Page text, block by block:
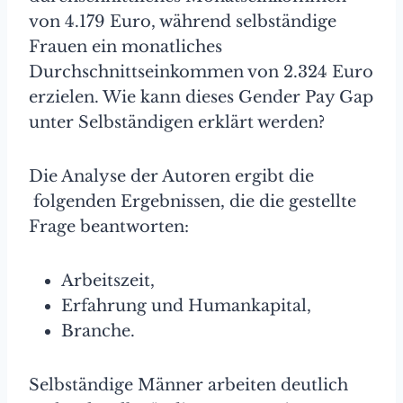
von 4.179 Euro, während selbständige
Frauen ein monatliches
Durchschnittseinkommen von 2.324 Euro
erzielen. Wie kann dieses Gender Pay Gap
unter Selbständigen erklärt werden?
Die Analyse der Autoren ergibt die
folgenden Ergebnissen, die die gestellte
Frage beantworten:
Arbeitszeit,
Erfahrung und Humankapital,
Branche.
Selbständige Männer arbeiten deutlich